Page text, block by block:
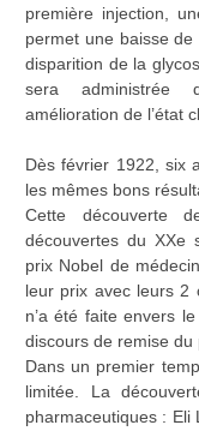
première injection,
permet une baisse de
disparition de la
sera administrée
amélioration de l’état
Dès février 1922, six
les mêmes bons
Cette découverte
découvertes du XXe
prix Nobel de
leur prix avec leurs 2
n’a été faite envers
discours de remise du
Dans un premier
limitée. La
pharmaceutiques : Eli